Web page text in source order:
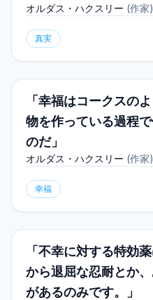
オルダス・ハクスリー (作家)
真実
「幸福はコークスの
物を作っている過程
のだ」
オルダス・ハクスリー (作家)
幸福
「不幸に対する特効
から退屈な忍耐とか
があるのみです。」